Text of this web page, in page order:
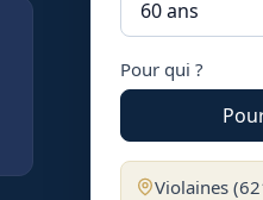
Pour qui ?
Violaines(